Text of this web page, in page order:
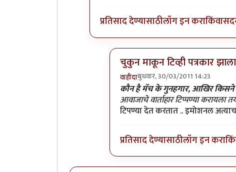
प्रतिसाद देण्यासाठीलॉग इन कराकिंवा
चुकुन माकून टिव्ही पत्रकार
वाहीदाबुधवार, 30/03/2011 14:23
In reply to>>>>एवढा हाईप करुन
कौन है मॅच के गुनहगार, आखिर
आवाजाचे वार्ताहार टिप्पण्या करायला
टिपण्या देत करतात .. इमोशनल
प्रतिसाद देण्यासाठीलॉग इन करा